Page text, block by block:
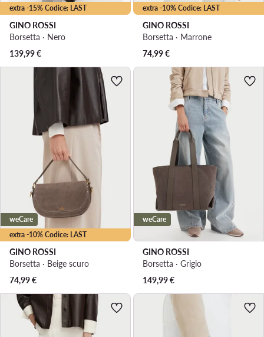
extra -15% Codice: LAST
GINO ROSSI
Borsetta · Nero
139,99€
extra -10% Codice: LAST
GINO ROSSI
Borsetta · Marrone
74,99€
extra -10% Codice: LAST
weCare
GINO ROSSI
Borsetta · Beige scuro
74,99€
weCare
GINO ROSSI
Borsetta · Grigio
149,99€